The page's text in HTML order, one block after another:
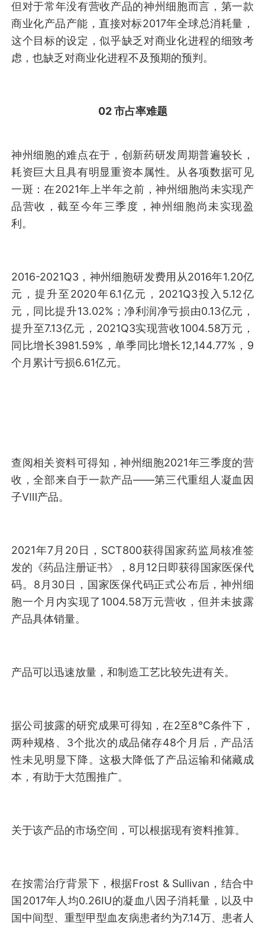
但对于常年没有营收产品的神州细胞而言，第一款
商业化产品产能，直接对标2017年全球总消耗量，
这个目标的设定，似乎缺乏对商业化进程的细致考
虑，也缺乏对商业化进程不及预期的预判。
02 市占率难题
神州细胞的难点在于，创新药研发周期普遍较长，
耗资巨大且具有明显重资本属性。从各项数据可见
一斑：在2021年上半年之前，神州细胞尚未实现产
品营收，截至今年三季度，神州细胞尚未实现盈
利。
2016-2021Q3，神州细胞研发费用从2016年1.20亿
元，提升至2020年6.1亿元，2021Q3投入5.12亿
元，同比提升13.02%；净利润净亏损由0.13亿元，
提升至7.13亿元，2021Q3实现营收1004.58万元，
同比增长3981.59%，单季同比增长12,144.77%，9
个月累计亏损6.61亿元。
查阅相关资料可得知，神州细胞2021年三季度的营
收，全部来自于一款产品——第三代重组人凝血因
子Ⅷ产品。
2021年7月20日，SCT800获得国家药监局核准签
发的《药品注册证书》，8月12日即获得国家医保代
码。8月30日，国家医保代码正式公布后，神州细
胞一个月内实现了1004.58万元营收，但并未披露
产品具体销量。
产品可以迅速放量，和制造工艺比较先进有关。
据公司披露的研究成果可得知，在2至8℃条件下，
两种规格、3个批次的成品储存48个月后，产品活
性未见明显下降。这极大降低了产品运输和储藏成
本，有助于大范围推广。
关于该产品的市场空间，可以根据现有资料推算。
在按需治疗背景下，根据Frost & Sullivan，结合中
国2017年人均0.26IU的凝血八因子消耗量，以及中
国中间型、重型甲型血友病患者约为7.14万、患者人